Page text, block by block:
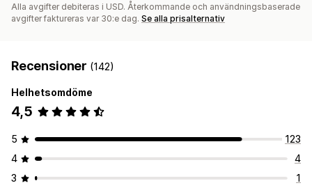
Alla avgifter debiteras i USD. Återkommande och användningsbaserade
avgifter faktureras var 30:e dag. Se alla prisalternativ
Recensioner (142)
Helhetsomdöme
4,5
5
123
4
4
3
1